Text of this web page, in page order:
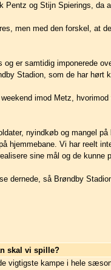
Pentz og Stijn Spierings, da
men med den forskel, at
er samtidig imponerede
Stadion, som de har hørt
imod Metz,
nyindkøb og mangel
hjemmebane. Vi har reelt
sine mål og de
dernede, så Brøndby
skal vi spille?
vigtigste kampe i hele